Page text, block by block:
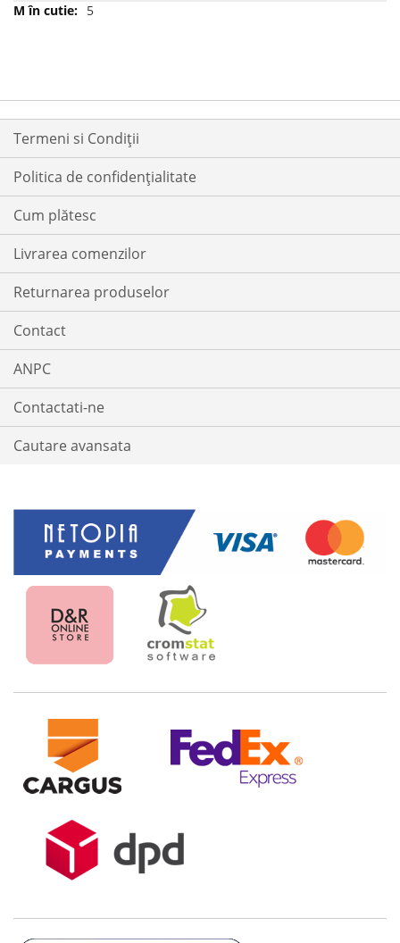
5
Termeni si Condiții
Politica de confidențialitate
Cum plătesc
Livrarea comenzilor
Returnarea produselor
Contact
ANPC
Contactati-ne
Cautare avansata